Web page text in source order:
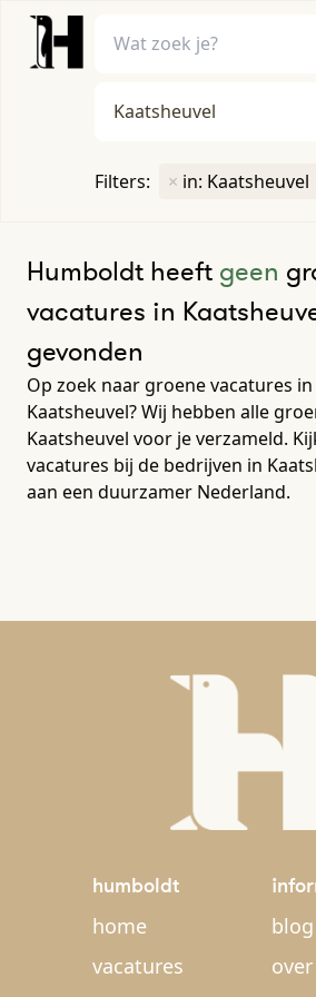
Filters: × in: Kaatsheuvel
Humboldt heeft geen
vacatures in
gevonden
Op zoek naar groene vacatures
Kaatsheuvel? Wij hebben alle
Kaatsheuvel voor je verzameld.
vacatures bij de bedrijven in
aan een duurzamer Nederland.
humboldt
home
vacatures
blog